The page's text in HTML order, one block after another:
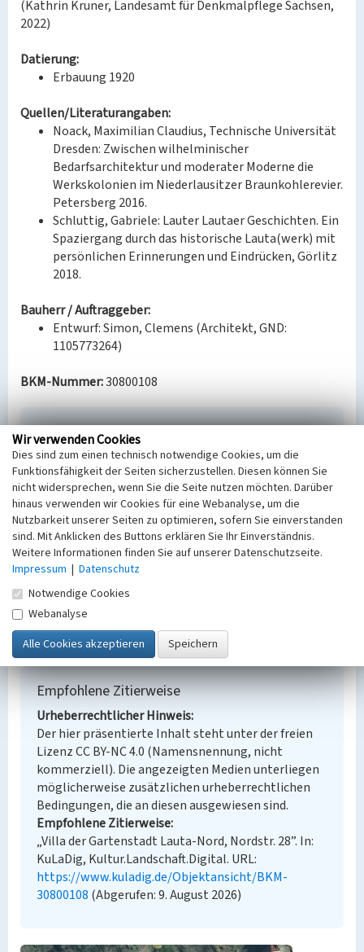
(Kathrin Kruner, Landesamt für Denkmalpflege Sachsen,
2022)
Datierung:
Erbauung 1920
Quellen/Literaturangaben:
Noack, Maximilian Claudius, Technische Universität
Dresden: Zwischen wilhelminischer
Bedarfsarchitektur und moderater Moderne die
Werkskolonien im Niederlausitzer Braunkohlerevier.
Petersberg 2016.
Schluttig, Gabriele: Lauter Lautaer Geschichten. Ein
Spaziergang durch das historische Lauta(werk) mit
persönlichen Erinnerungen und Eindrücken, Görlitz
2018.
Bauherr / Auftraggeber:
Entwurf: Simon, Clemens (Architekt, GND:
1105773264)
BKM-Nummer:30800108
Villa der Gartenstadt Lauta-Nord, Nordstr. 28
Schlagwörter
Werkssiedlung Gartenstadt Villa
Ort
Lauta, Stadt
Fachsicht(en)
Denkmalpflege
Erfassungsmaßstab
Keine Angabe
Erfassungsmethode
Übernahme aus externer Fachdatenbank
Empfohlene Zitierweise
Urheberrechtlicher Hinweis
Der hier präsentierte Inhalt steht unter der freien
Lizenz CC BY-NC 4.0 (Namensnennung, nicht
kommerziell). Die angezeigten Medien unterliegen
möglicherweise zusätzlichen urheberrechtlichen
Bedingungen, die an diesen ausgewiesen sind.
Empfohlene Zitierweise
„Villa der Gartenstadt Lauta-Nord, Nordstr. 28”. In:
KuLaDig, Kultur.Landschaft.Digital. URL:
https://www.kuladig.de/Objektansicht/BKM-
30800108 (Abgerufen: 9. August 2026)
Wir verwenden Cookies
Dies sind zum einen technisch notwendige Cookies, um die
Funktionsfähigkeit der Seiten sicherzustellen. Diesen können Sie
nicht widersprechen, wenn Sie die Seite nutzen möchten. Darüber
hinaus verwenden wir Cookies für eine Webanalyse, um die
Nutzbarkeit unserer Seiten zu optimieren, sofern Sie einverstanden
sind. Mit Anklicken des Buttons erklären Sie Ihr Einverständnis.
Weitere Informationen finden Sie auf unserer Datenschutzseite.
Impressum | Datenschutz
Notwendige Cookies
Webanalyse